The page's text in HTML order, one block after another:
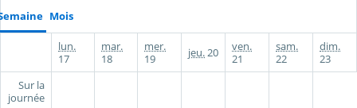
Mois
lun.
17
mar.
18
mer.
19
jeu.20
ven.
21
sam.
22
dim.
23
Sur la
journée